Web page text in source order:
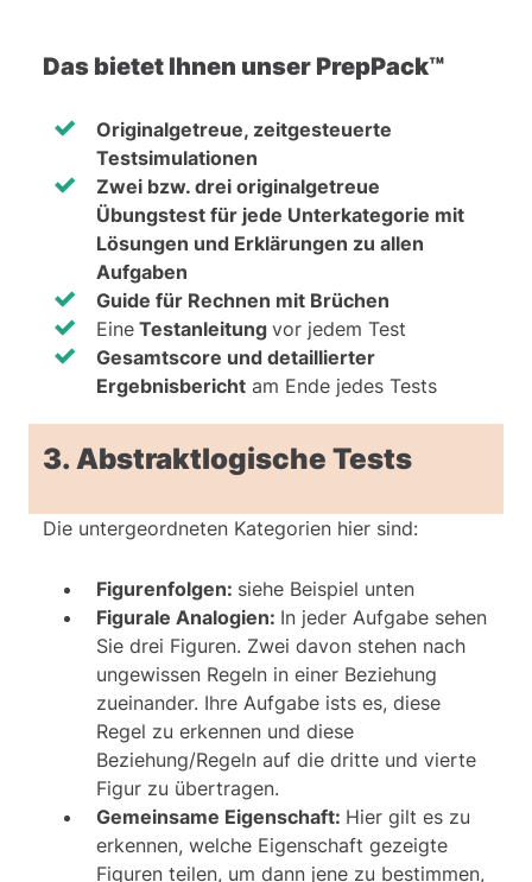
aufeinanderfolgenden Zahlen
27 - 12 = 15 = 3 ⋅ 5
48 - 27 = 21 = 3 ⋅ 7
75 - 48 = 27 = 3 ⋅ 9
108 - 75 = 33 = 3 ⋅ 11
Nach dieser Regel bleibt einer �der
Mulitplikatoren (3) konstant, während
der zweite (5, 7, 9, 11) jeweils um 2
zunimmt.
Das bietet Ihnen unser PrepPack™
Originalgetreue, zeitgesteuerte
Testsimulationen
Zwei bzw. drei originalgetreue
Übungstest für jede Unterkategorie mit
Lösungen und Erklärungen zu allen
Aufgaben
Guide für Rechnen mit Brüchen
Eine Testanleitung vor jedem Test
Gesamtscore und detaillierter
Ergebnisbericht am Ende jedes Tests
3. Abstraktlogische Tests
Die untergeordneten Kategorien hier sind:
Figurenfolgen: siehe Beispiel unten
Figurale Analogien: In jeder Aufgabe sehen
Sie drei Figuren. Zwei davon stehen nach
ungewissen Regeln in einer Beziehung
zueinander. Ihre Aufgabe ists es, diese
Regel zu erkennen und diese
Beziehung/Regeln auf die dritte und vierte
Figur zu übertragen.
Gemeinsame Eigenschaft: Hier gilt es zu
erkennen, welche Eigenschaft gezeigte
Figuren teilen, um dann jene zu bestimmen,